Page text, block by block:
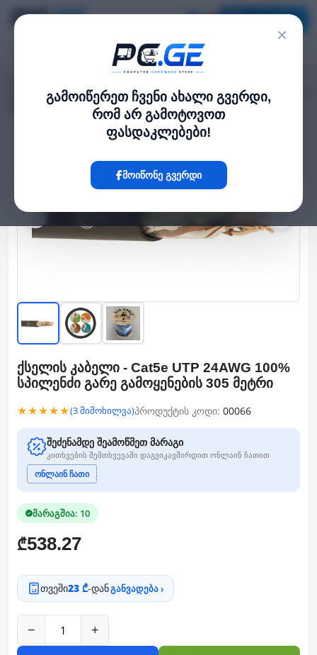
×
გამოიწერეთ ჩვენი ახალი გვერდი,
რომ არ გამოტოვოთ
ფასდაკლებები!
მოიწონე გვერდი
ქსელის კაბელი - Cat5e UTP 24AWG 100% სპილენძი გარე გამოყენების 305
‹ ›
ქსელის კაბელი - Cat5e UTP 24AWG 100%
სპილენძი გარე გამოყენების 305 მეტრი
★★★★★(3 მიმოხილვა)პროდუქტის კოდი: 00066
შეძენამდე შეამოწმეთ მარაგი
კითხვების შემთხვევაში დაგვიკავშირდით ონლაინ ჩათით
ონლაინ ჩათი
მარაგშია: 10
₾538.27
თვეში23 ₾-დანგანვადება ›
− +